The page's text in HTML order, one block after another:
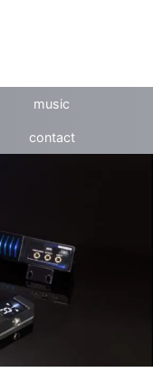
music
contact